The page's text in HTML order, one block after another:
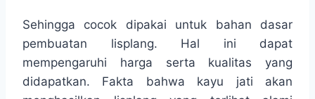
Sehingga cocok dipakai untuk bahan dasar
pembuatan lisplang. Hal ini dapat
mempengaruhi harga serta kualitas yang
didapatkan. Fakta bahwa kayu jati akan